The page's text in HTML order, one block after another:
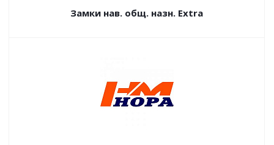
Замки нав. общ. назн. Extra